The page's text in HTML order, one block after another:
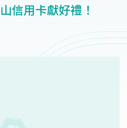
信用卡獻好禮！